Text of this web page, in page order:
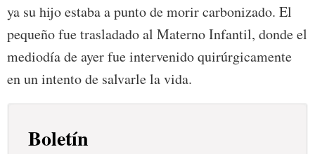
ya su hijo estaba a punto de morir carbonizado. El
pequeño fue trasladado al Materno Infantil, donde el
mediodía de ayer fue intervenido quirúrgicamente
en un intento de salvarle la vida.
Boletín